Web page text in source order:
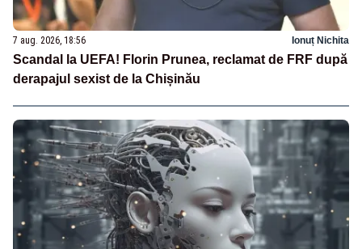
7 aug. 2026, 18:56 Ionuț Nichita
Scandal la UEFA! Florin Prunea, reclamat de FRF după
derapajul sexist de la Chișinău